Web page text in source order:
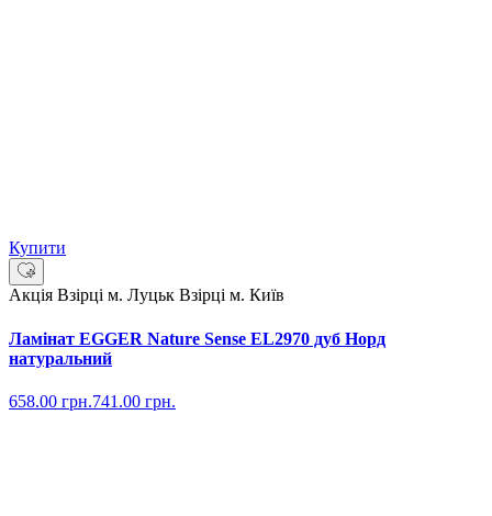
Купити
Акція Взірці м. Луцьк Взірці м. Київ
Ламінат EGGER Nature Sense EL2970 дуб Норд
натуральний
658.00 грн.741.00 грн.